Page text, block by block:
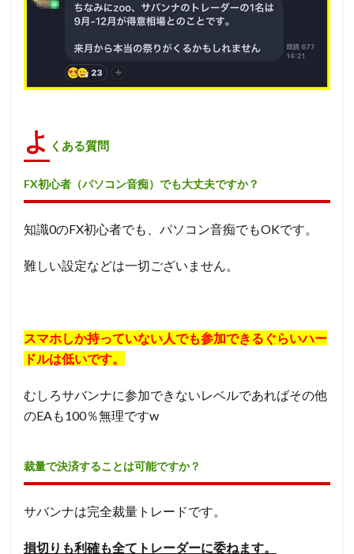
よ くある質問
FX初心者（パソコン音痴）でも大丈夫ですか？
知識0のFX初心者でも、パソコン音痴でもOKです。
難しい設定などは一切ございません。
スマホしか持っていない人でも参加できるぐらいハー
ドルは低いです。
むしろサバンナに参加できないレベルであればその他
のEAも100％無理ですw
裁量で決済することは可能ですか？
サバンナは完全裁量トレードです。
損切りも利確も全てトレーダーに委ねます。